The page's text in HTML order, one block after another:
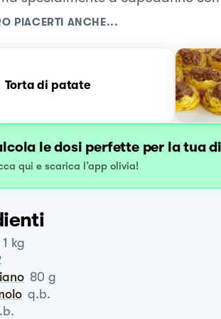
PIACERTI ANCHE...
Torta di patate
le dosi perfette per la tua
qui e scarica l’app olivia!
1 kg
80 g
q.b.